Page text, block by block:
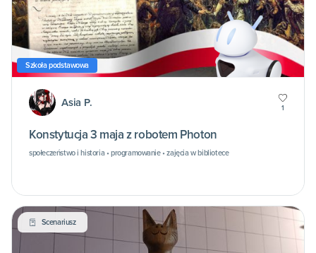
Szkoła podstawowa
Asia P. 1
Konstytucja 3 maja z robotem Photon
społeczeństwo i historia • programowanie • zajęcia w bibliotece
Scenariusz